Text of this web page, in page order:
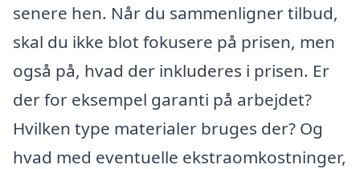
senere hen. Når du sammenligner tilbud,
skal du ikke blot fokusere på prisen, men
også på, hvad der inkluderes i prisen. Er
der for eksempel garanti på arbejdet?
Hvilken type materialer bruges der? Og
hvad med eventuelle ekstraomkostninger,